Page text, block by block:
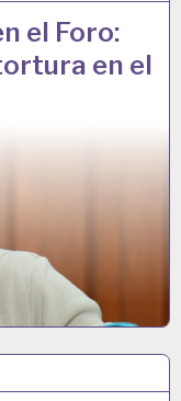
el Foro:
en el